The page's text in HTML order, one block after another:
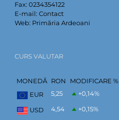
Fax: 0234354122
E-mail: Contact
Web: Primăria Ardeoani
CURS VALUTAR
MONEDĂ RON
MODIFICARE %
EUR
5,25 +0,14%
USD 4,54 +0,15%